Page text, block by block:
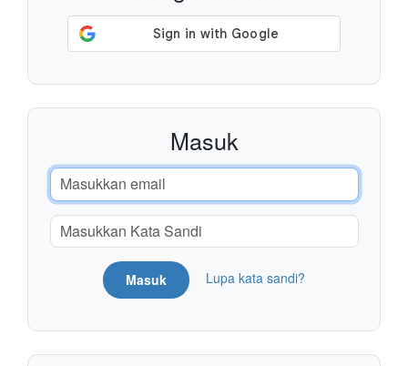
Masuk
Masuk Lupa kata sandi?